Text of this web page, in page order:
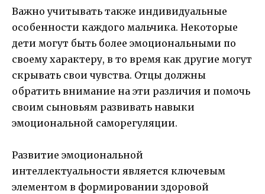
Важно учитывать также индивидуальные
особенности каждого мальчика. Некоторые
дети могут быть более эмоциональными по
своему характеру, в то время как другие могут
скрывать свои чувства. Отцы должны
обратить внимание на эти различия и помочь
своим сыновьям развивать навыки
эмоциональной саморегуляции.
Развитие эмоциональной
интеллектуальности является ключевым
элементом в формировании здоровой